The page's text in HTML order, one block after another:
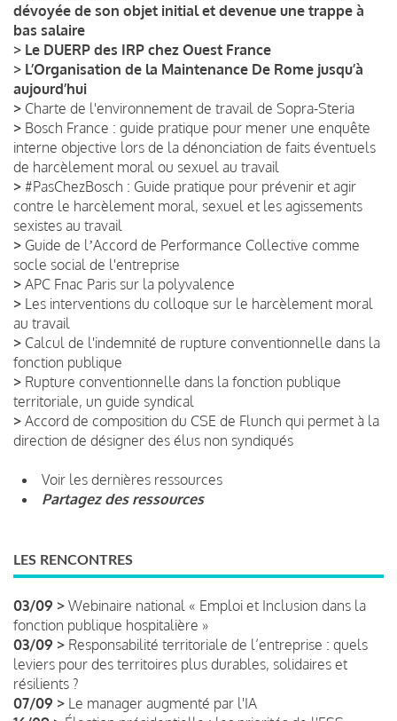
dévoyée de son objet initial et devenue une trappe à
bas salaire
> Le DUERP des IRP chez Ouest France
> L’Organisation de la Maintenance De Rome jusqu’à
aujourd’hui
> Charte de l'environnement de travail de Sopra-Steria
> Bosch France : guide pratique pour mener une enquête
interne objective lors de la dénonciation de faits éventuels
de harcèlement moral ou sexuel au travail
> #PasChezBosch : Guide pratique pour prévenir et agir
contre le harcèlement moral, sexuel et les agissements
sexistes au travail
> Guide de lʼAccord de Performance Collective comme
socle social de l'entreprise
> APC Fnac Paris sur la polyvalence
> Les interventions du colloque sur le harcèlement moral
au travail
> Calcul de l'indemnité de rupture conventionnelle dans la
fonction publique
> Rupture conventionnelle dans la fonction publique
territoriale, un guide syndical
> Accord de composition du CSE de Flunch qui permet à la
direction de désigner des élus non syndiqués
Voir les dernières ressources
Partagez des ressources
LES RENCONTRES
03/09 > Webinaire national « Emploi et Inclusion dans la
fonction publique hospitalière »
03/09 > Responsabilité territoriale de l’entreprise : quels
leviers pour des territoires plus durables, solidaires et
résilients ?
07/09 > Le manager augmenté par l'IA